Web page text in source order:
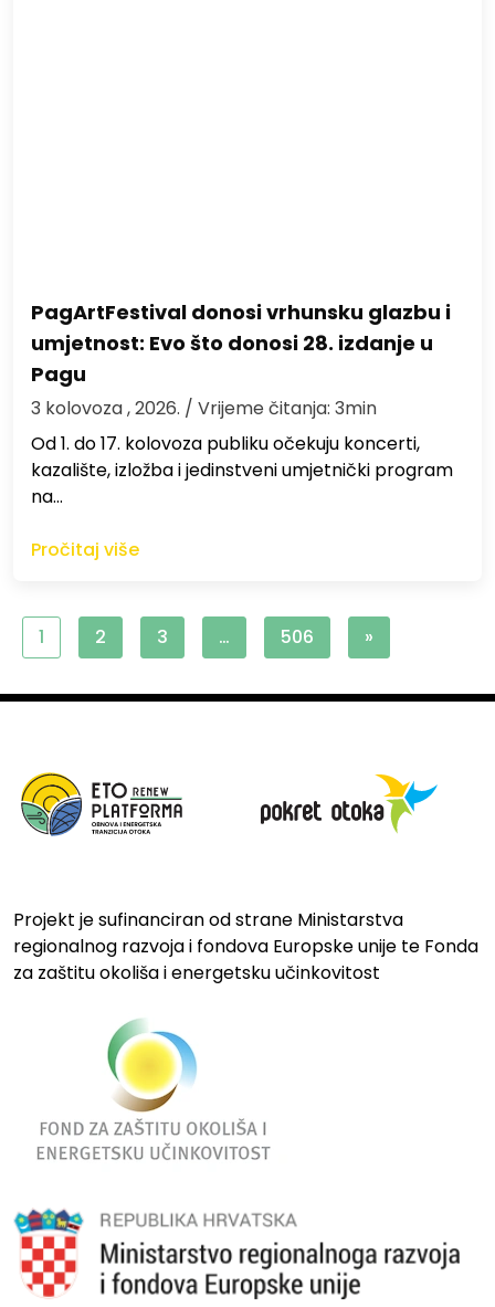
PagArtFestival donosi vrhunsku glazbu i
umjetnost: Evo što donosi 28. izdanje u
Pagu
3 kolovoza , 2026. / Vrijeme čitanja: 3min
Od 1. do 17. kolovoza publiku očekuju koncerti,
kazalište, izložba i jedinstveni umjetnički program
na…
Pročitaj više
1 2 3 … 506 »
Projekt je sufinanciran od strane Ministarstva
regionalnog razvoja i fondova Europske unije te Fonda
za zaštitu okoliša i energetsku učinkovitost